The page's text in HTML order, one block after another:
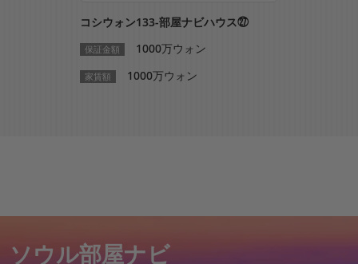
コシウォン133-部屋ナビハウス㉗
保証金額 1000万ウォン
家賃額 1000万ウォン
ソウル部屋ナビ